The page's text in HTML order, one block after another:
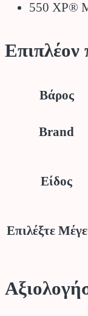
550 XP®
Επιπλέον
Βάρος
Brand
Είδος
Επιλέξτε